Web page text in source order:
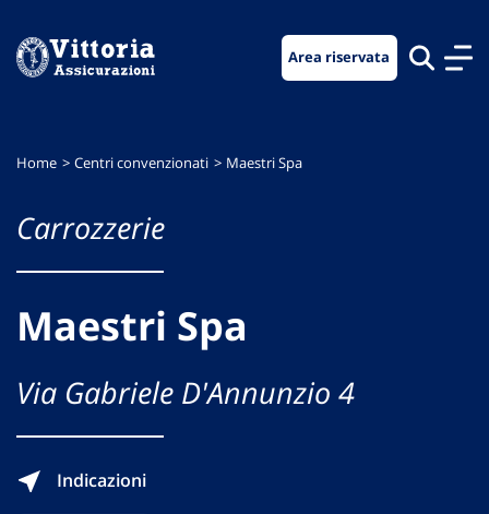
menu
contenuto
footer
Area riservata
Home Centri convenzionati Maestri Spa
Carrozzerie
Maestri Spa
Via Gabriele D'Annunzio 4
Indicazioni